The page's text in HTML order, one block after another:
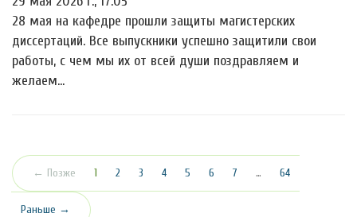
28 мая на кафедре прошли защиты магистерских
диссертаций. Все выпускники успешно защитили свои
работы, с чем мы их от всей души поздравляем и
желаем…
← Позже 1 (текущая)
2 3 4 5 6 7 … 64
Раньше →